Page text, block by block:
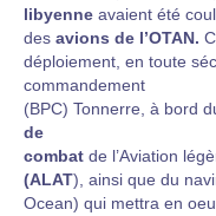
libyenne avaient été
des avions de l’OTAN.
déploiement, en toute
commandement
(BPC) Tonnerre, à bord
de
combat de l’Aviation
(ALAT), ainsi que du
Ocean) qui mettra en